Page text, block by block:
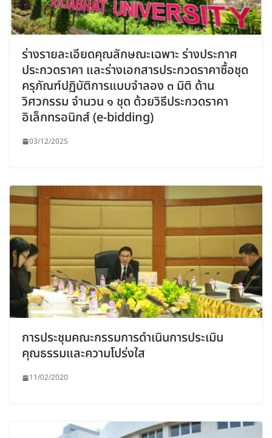
ร่างรายละเอียดคุณลักษณะเฉพาะ ร่างประกาศ
ประกวดราคา และร่างเอกสารประกวดราคาซื้อชุด
ครุภัณฑ์ปฏิบัติการแบบจำลอง ๓ มิติ ด้าน
วิศวกรรม จำนวน ๑ ชุด ด้วยวิธีประกวดราคา
อิเล็กทรอนิกส์ (e-bidding)
03/12/2025
การประชุมคณะกรรมการดำเนินการประเมิน
คุณธรรมและความโปร่งใส
11/02/2020